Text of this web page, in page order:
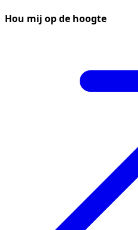
Hou mij op de hoogte